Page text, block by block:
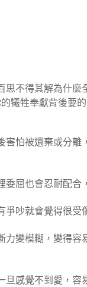
不得其解為什
犧牲奉獻背後要
怕被遺棄或分離
屈也會忍耐配合
吵就會覺得很受
變模糊，變得容
感覺不到愛，容